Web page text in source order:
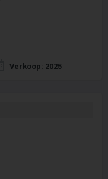
Verkoop: 2025